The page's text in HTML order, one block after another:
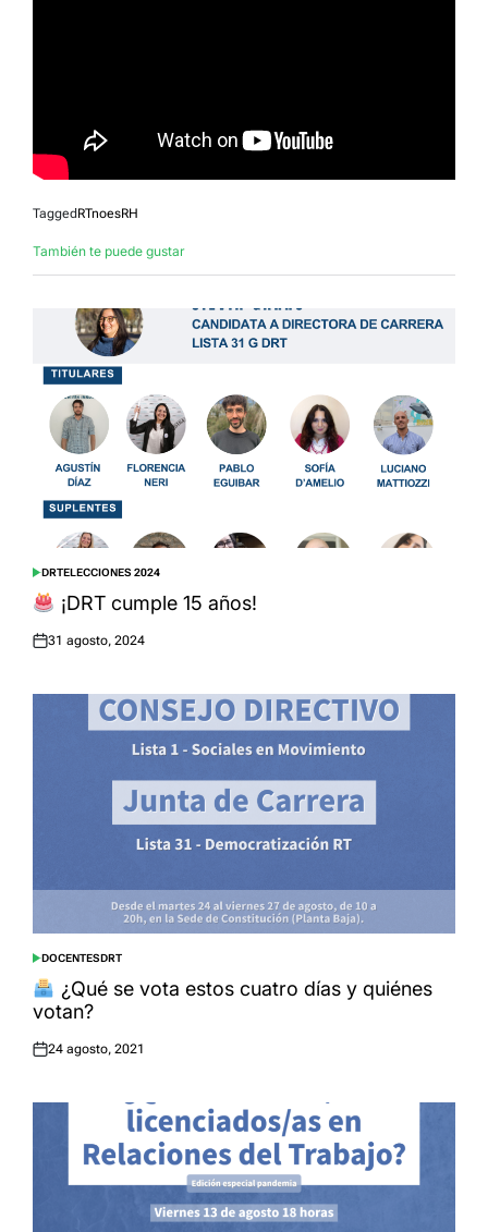
Tagged RTnoesRH
También te puede gustar
POSTED
IN
DRTELECCIONES 2024
¡DRT cumple 15 años!
Posted
31 agosto, 2024
POSTED
IN
DOCENTESDRT
¿Qué se vota estos cuatro días y quiénes
votan?
Posted
24 agosto, 2021